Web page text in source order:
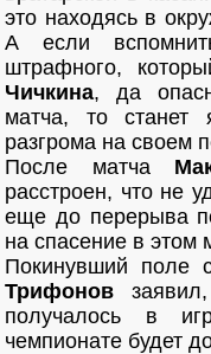
это находясь в
А если
штрафного,
Чичкина, да
матча, то
разгрома на своем
После матча
расстроен, что не
еще до перерыва
на спасение в этом
Покинувший поле
Трифонов
получалось в
чемпионате будет